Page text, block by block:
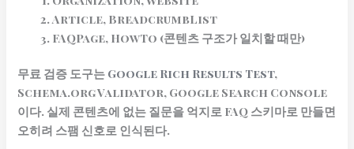
Article, BreadcrumbList
FAQPage, HowTo (콘텐츠 구조가 일치할 때만)
무료 검증 도구는 Google Rich Results Test,
Schema.org Validator, Google Search Console
이다. 실제 콘텐츠에 없는 질문을 억지로 FAQ 스키마로 만들면
오히려 스팸 신호로 인식된다.